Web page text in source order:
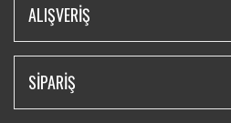
ALIŞVERİŞ
SİPARİŞ